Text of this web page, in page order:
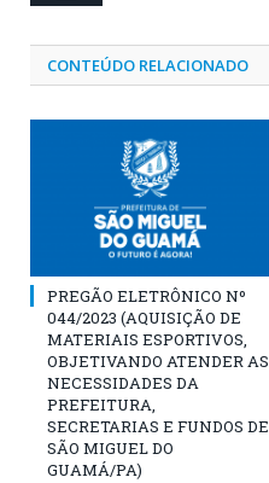
CONTEÚDO RELACIONADO
PREGÃO ELETRÔNICO Nº
044/2023 (AQUISIÇÃO DE
MATERIAIS ESPORTIVOS,
OBJETIVANDO ATENDER AS
NECESSIDADES DA
PREFEITURA,
SECRETARIAS E FUNDOS DE
SÃO MIGUEL DO
GUAMÁ/PA)